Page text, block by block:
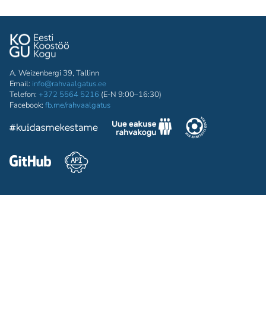
A. Weizenbergi 39, Tallinn
Email: info@rahvaalgatus.ee
Telefon: +372 5564 5216 (E-N 9:00–16:30)
Facebook: fb.me/rahvaalgatus